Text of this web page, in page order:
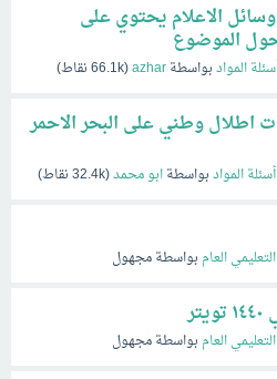
الاعلام يحتوي على
الموضوع
الموادبواسطةazhar
(
66.1kنقاط)
اطلال وطني على البحر الاحمر
أسئلة الموادبواسطةابو محمد(
32.4kنقاط)
التعليمي العامبواسطةمجهول
التعليمي العامبواسطةمجهول